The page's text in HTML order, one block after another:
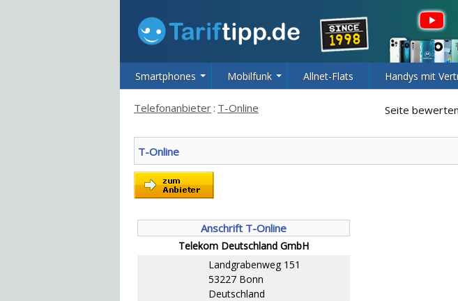
Smartphones Mobilfunk Allnet-Flats Handys mit
Seite
Telefonanbieter : T-Online
T-Online
Anschrift T-Online
Telekom Deutschland GmbH
Landgrabenweg 151
53227 Bonn
Deutschland